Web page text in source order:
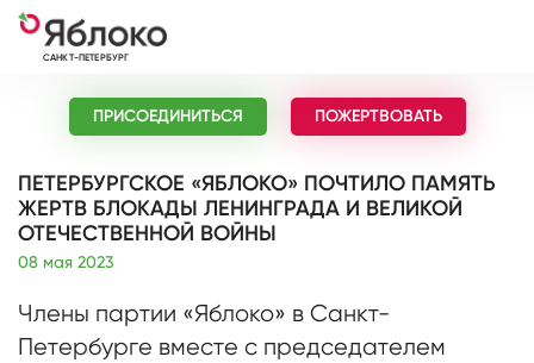
САНКТ-ПЕТЕРБУРГ
ПРИСОЕДИНИТЬСЯ ПОЖЕРТВОВАТЬ
ПЕТЕРБУРГСКОЕ «ЯБЛОКО» ПОЧТИЛО ПАМЯТЬ
ЖЕРТВ БЛОКАДЫ ЛЕНИНГРАДА И ВЕЛИКОЙ
ОТЕЧЕСТВЕННОЙ ВОЙНЫ
08 мая 2023
Члены партии «Яблоко» в Санкт-
Петербурге вместе с председателем